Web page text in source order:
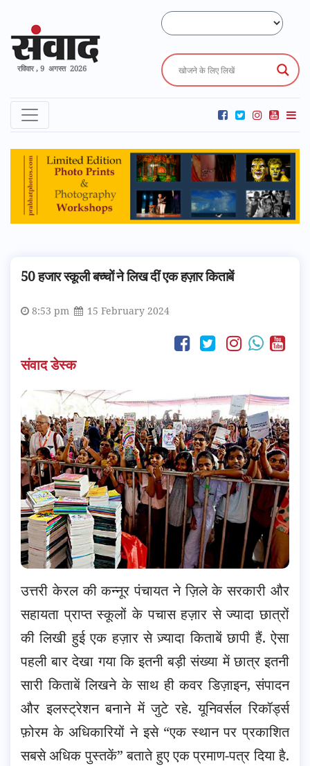
रविवार , 9 अगस्त 2026
50 हजार स्कूली बच्चों ने लिख दीं एक हज़ार किताबें
8:53 pm 15 February 2024
संवाद डेस्क
उत्तरी केरल की कन्नूर पंचायत ने ज़िले के सरकारी और
सहायता प्राप्त स्कूलों के पचास हज़ार से ज्यादा छात्रों
की लिखी हुई एक हज़ार से ज़्यादा किताबें छापी हैं. ऐसा
पहली बार देखा गया कि इतनी बड़ी संख्या में छात्र इतनी
सारी किताबें लिखने के साथ ही कवर डिज़ाइन, संपादन
और इलस्ट्रेशनबनाने में जुटे रहे. यूनिवर्सल रिकॉर्ड्स
फ़ोरम के अधिकारियों ने इसे “एक स्थान पर प्रकाशित
सबसे अधिक पुस्तकें” बताते हुए एक प्रमाण-पत्र दिया है.